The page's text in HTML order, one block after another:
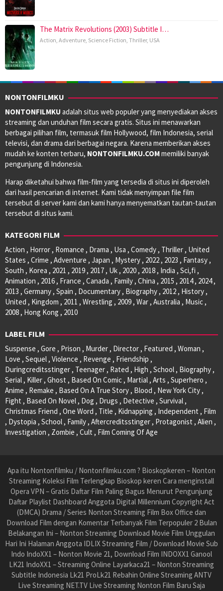
The Matrix Revolutions (2003) Subtitle I…
Action, Adventure, Science Fiction, Thriller, USA
NONTONFILMKU
NONTONFILMKU adalah situs web populer yang menyediakan akses
streaming dan unduhan film secara gratis. Situs ini menawarkan
berbagai pilihan film, termasuk film Hollywood, film Indonesia, serial
televisi, dan drama dari berbagai negara. Karena memberikan akses
mudah ke konten terbaru, NONTONFILMKU.COMmemiliki banyak
pengunjung di Indonesia.
Harap diketahui bahwa film-film yang tersedia di situs ini diperoleh
dari hasil pencarian di internet. Kami tidak menyimpan file film
tersebut di server kami dan kami hanya menyematkan tautan-tautan
tersebut di situs kami.
KATEGORI FILM
Action , Horror , Romance , Drama , Usa , Comedy , Thriller , United
States , Crime , Adventure , Japan , Mystery , 2022 , 2023 , Fantasy ,
South , Korea , 2021 , 2019 , 2017 , Uk , 2020 , 2018 , India , Sci,fi ,
Animation , 2016 , France , Canada , Family , China , 2015 , 2014 , 2024 ,
2013 , Germany , Spain , Documentary , Biography , 2012 , History ,
United , Kingdom , 2011 , Wrestling , 2009 , War , Australia , Music ,
2008 , Hong Kong , 2010
LABEL FILM
Suspense , Gore , Prison , Murder , Director , Featured , Woman ,
Love , Sequel , Violence , Revenge , Friendship ,
Duringcreditsstinger , Teenager , Rated , High , School , Biography ,
Serial , Killer , Ghost , Based On Comic , Martial , Arts , Superhero ,
Anime , Remake , Based On A True Story , Blood , New York City ,
Fight , Based On Novel , Dog , Drugs , Detective , Survival ,
Christmas Friend , One Word , Title , Kidnapping , Independent , Film
, Dystopia , School , Family , Aftercreditsstinger , Protagonist , Alien ,
Investigation , Zombie , Cult , Film Coming Of Age
Apa itu Nontonfilmku / Nontonfilmku.com ? Bioskopkeren – Nonton
Streaming Koleksi Film Terlengkap Bioskop keren Cara menginstall
Opera VPN – Gratis Daftar Film Paling Bagus Menurut Pengunjung
Daftar Playlist Dashboard Anggota Digital Millennium Copyright Act
(DMCA) Drama / Series Nonton Streaming Film Box Office dan
Download Film dengan Komentar Terbanyak Film Terpopuler 2 Bulan
Belakangan Ini – Nonton Streaming Download Movie Film Unggulan
Hari Ini Halaman Anggota IDLIX Streaming Film / Download Movie Sub
Indo IndoXX1 – Nonton Movie 21, Download Film INDOXX1 Ganool
LK21 IndoXX1 – Streaming Online Layarkaca21 – Nonton Streaming
Subtitle Indonesia Lk21 ProLk21 Rebahin Online Streaming ANTV
Live Streaming NET.TV Live Streaming Nonton Film Baru Saja